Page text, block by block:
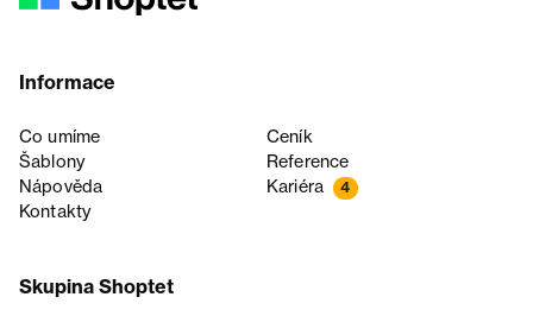
Informace
Co umíme
Ceník
Šablony
Reference
Nápověda
Kariéra 4
Kontakty
Skupina Shoptet